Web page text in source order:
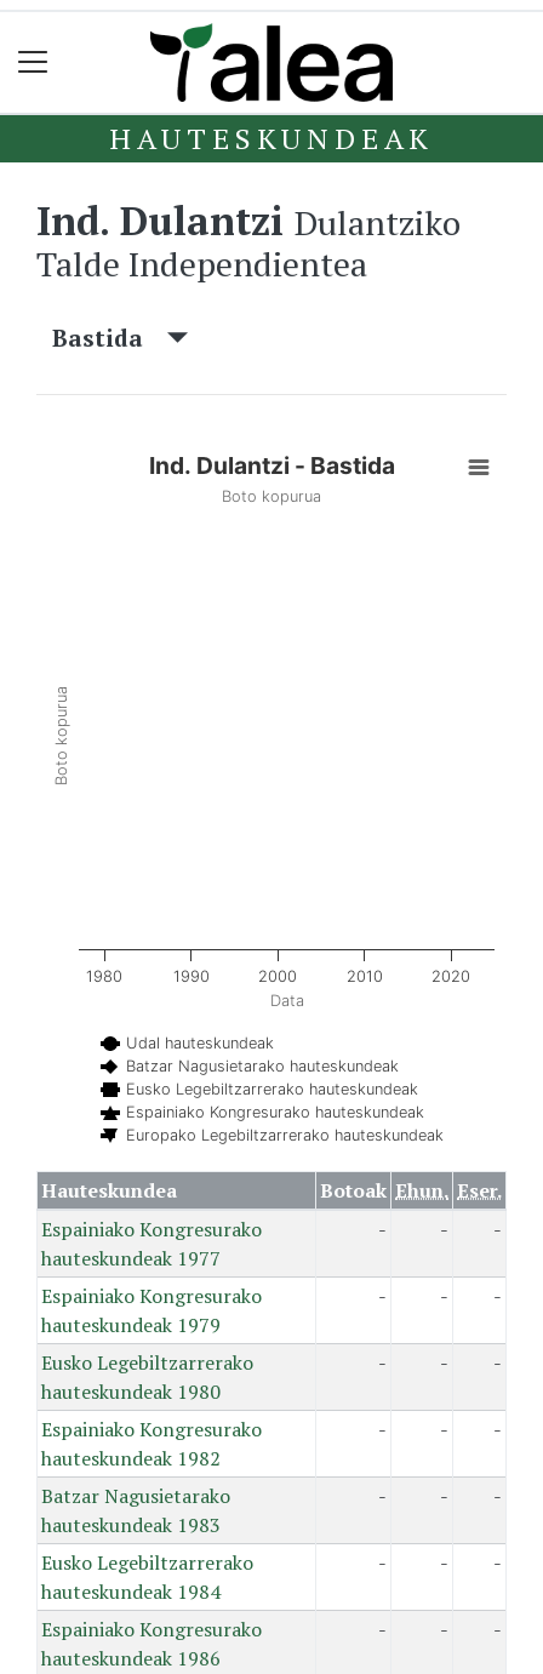
HAUTESKUNDEAK
Ind. Dulantzi Dulantziko
Talde Independientea
Bastida
Data
Boto kopurua
Ind. Dulantzi - Bastida
Boto kopurua
Udal hauteskundeak
Batzar Nagusietarako hauteskundeak
Eusko Legebiltzarrerako hauteskundeak
Espainiako Kongresurako hauteskundeak
Europako Legebiltzarrerako hauteskundeak
1980 1990 2000 2010 2020
Hauteskundea Botoak Ehun. Eser.
Espainiako Kongresurako
hauteskundeak 1977
- - -
Espainiako Kongresurako
hauteskundeak 1979
- - -
Eusko Legebiltzarrerako
hauteskundeak 1980
- - -
Espainiako Kongresurako
hauteskundeak 1982
- - -
Batzar Nagusietarako
hauteskundeak 1983
- - -
Eusko Legebiltzarrerako
hauteskundeak 1984
- - -
Espainiako Kongresurako
hauteskundeak 1986
- - -